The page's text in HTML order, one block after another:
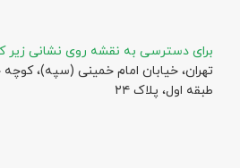
برای دسترسی به نقشه روی نشانی زیر
تهران، خیابان امام خمینی (سپه)، کوچه
طبقه اول، پلاک ۲۴